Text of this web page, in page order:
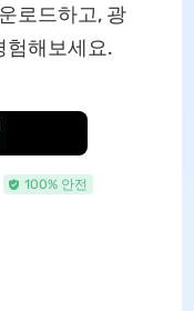
로드하고, 광
험해보세요.
100% 안전